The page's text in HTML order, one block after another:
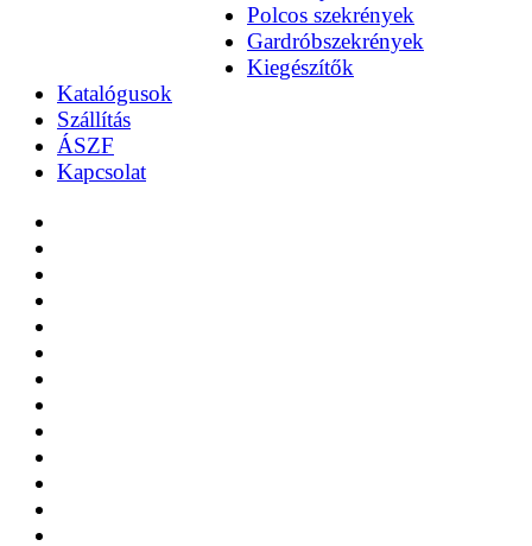
Polcos szekrények
Gardróbszekrények
Kiegészítők
Katalógusok
Szállítás
ÁSZF
Kapcsolat